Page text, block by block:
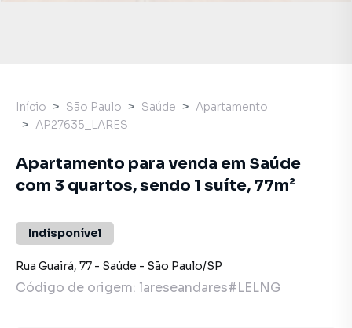
Início São Paulo Saúde
Apartamento
AP27635_LARES
Apartamento para venda em Saúde
com 3 quartos, sendo 1 suíte, 77m²
Indisponível
Rua Guairá, 77 - Saúde - São Paulo/SP
Código de origem: lareseandares#LELNG